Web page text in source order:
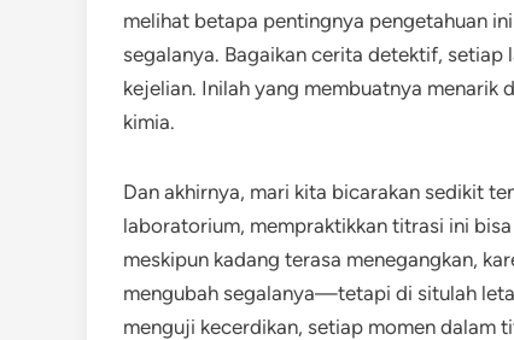
melihat betapa pentingnya pengetahuan
segalanya. Bagaikan cerita detektif,
kejelian. Inilah yang membuatnya
kimia.
Dan akhirnya, mari kita bicarakan sedikit
laboratorium, mempraktikkan titrasi ini
meskipun kadang terasa menegangkan,
mengubah segalanya—tetapi di situlah
menguji kecerdikan, setiap momen dalam